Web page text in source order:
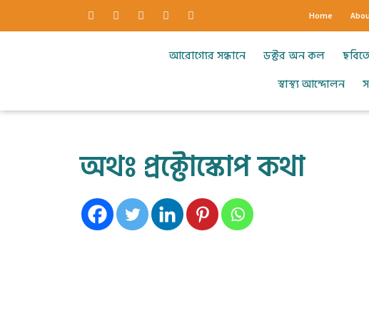
Home
আরোগ্যের সন্ধানে ডক্টর অন কল
স্বাস্থ্য আন্দোলন
অথঃ প্রক্টোস্কোপ কথা